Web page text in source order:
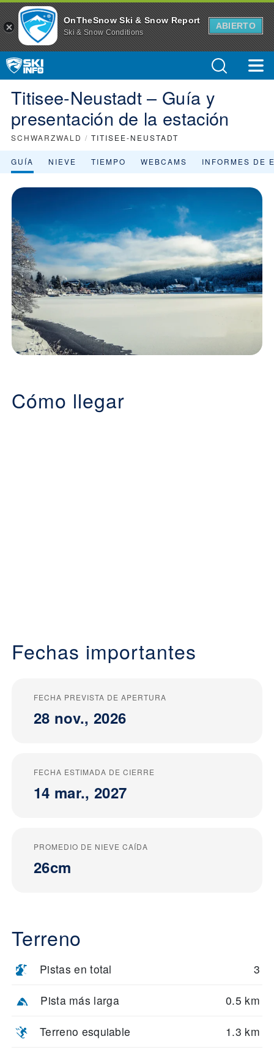
OnTheSnow Ski & Snow Report
Ski & Snow Conditions
ABIERTO
Titisee-Neustadt – Guía y
presentación de la estación
SCHWARZWALD / TITISEE-NEUSTADT
GUÍA NIEVE TIEMPO WEBCAMS INFORMES DE
Cómo llegar
Fechas importantes
FECHA PREVISTA DE APERTURA
28 nov., 2026
FECHA ESTIMADA DE CIERRE
14 mar., 2027
PROMEDIO DE NIEVE CAÍDA
26cm
Terreno
Pistas en total 3
Pista más larga 0.5 km
Terreno esquiable 1.3 km
Titisee-Neustadt Estación de esquí - Descripción general de la